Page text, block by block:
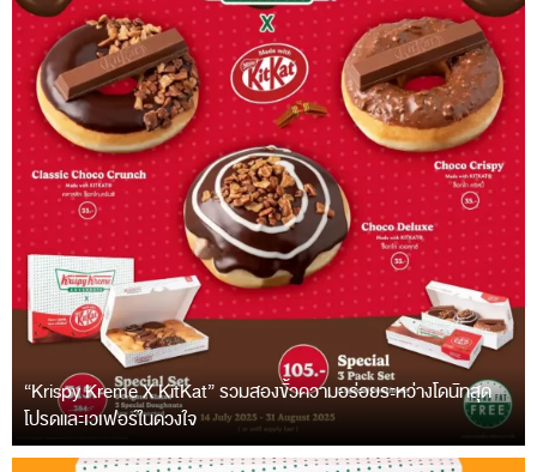
“Krispy Kreme X KitKat” รวมสองขั้วความอร่อยระหว่างโดนัทสุด
โปรดและเวเฟอร์ในดวงใจ